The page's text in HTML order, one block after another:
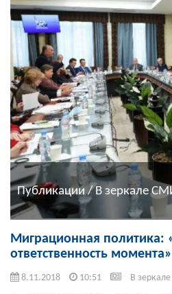
Публикации / В зеркале
Миграционная политика:
ответственность момента»
8.11.2018 10:51 В